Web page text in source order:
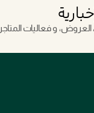
و فعاليات المتاجر.